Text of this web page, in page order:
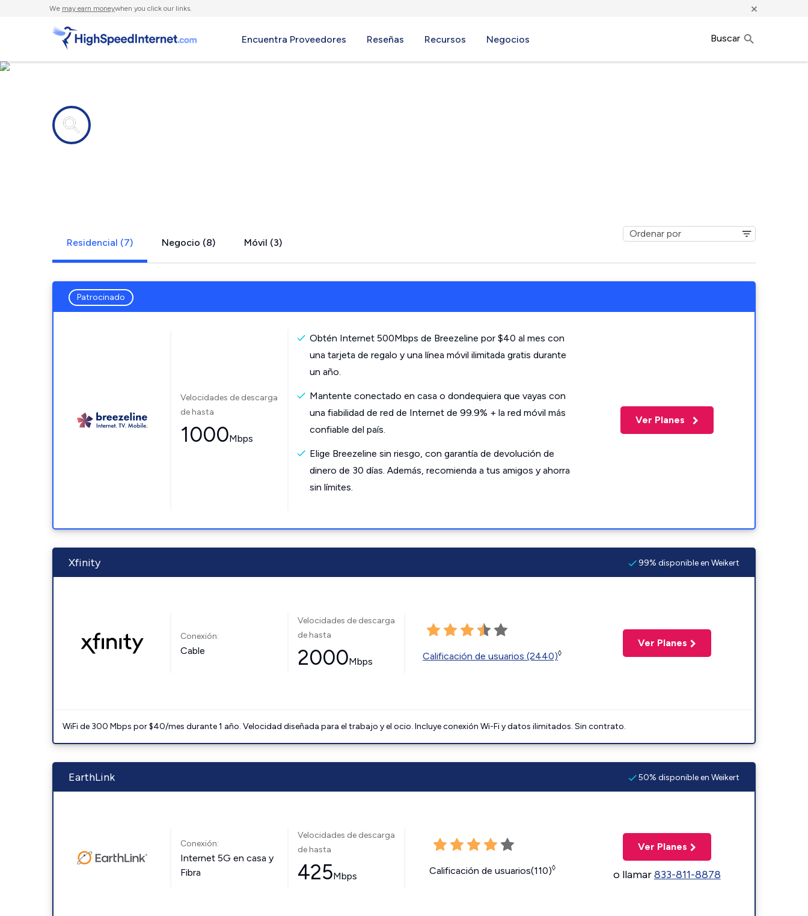
We may earn moneywhen you click our links. ×
Encuentra Proveedores Reseñas Recursos Negocios Buscar
Residencial (7) Negocio (8) Móvil (3)
Patrocinado
Velocidades de descarga
de hasta
1000Mbps
Obtén Internet 500Mbps de Breezeline por $40 al mes con
una tarjeta de regalo y una línea móvil ilimitada gratis durante
un año.
Mantente conectado en casa o dondequiera que vayas con
una fiabilidad de red de Internet de 99.9% + la red móvil más
confiable del país.
Elige Breezeline sin riesgo, con garantía de devolución de
dinero de 30 días. Además, recomienda a tus amigos y ahorra
sin límites.
Ver Planes
Xfinity 99% disponible en Weikert
Conexión:
Cable
Velocidades de descarga
de hasta
2000Mbps Calificación de usuarios (2440)◊
Ver Planes
WiFi de 300 Mbps por $40/mes durante 1 año. Velocidad diseñada para el trabajo y el ocio. Incluye conexión Wi-Fi y datos ilimitados. Sin contrato.
EarthLink 50% disponible en Weikert
Conexión:
Internet 5G en casa y
Fibra
Velocidades de descarga
de hasta
425Mbps Calificación de usuarios(110)◊
Ver Planes
o llamar833-811-8878